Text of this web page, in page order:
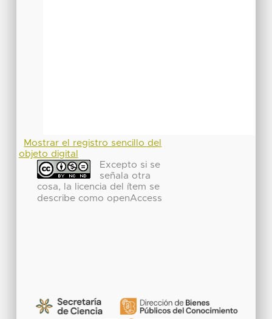
Mostrar el registro sencillo del
objeto digital
Excepto si se
señala otra
cosa, la licencia del ítem se
describe como openAccess